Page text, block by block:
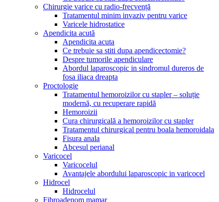
Chirurgie varice cu radio-frecvență
Tratamentul minim invaziv pentru varice
Varicele hidrostatice
Apendicita acută
Apendicita acuta
Ce trebuie sa stiti dupa apendicectomie?
Despre tumorile apendiculare
Abordul laparoscopic in sindromul dureros de
fosa iliaca dreapta
Proctologie
Tratamentul hemoroizilor cu stapler – soluție
modernă, cu recuperare rapidă
Hemoroizii
Cura chirurgicală a hemoroizilor cu stapler
Tratamentul chirurgical pentru boala hemoroidala
Fisura anala
Abcesul perianal
Varicocel
Varicocelul
Avantajele abordului laparoscopic in varicocel
Hidrocel
Hidrocelul
Fibroadenom mamar